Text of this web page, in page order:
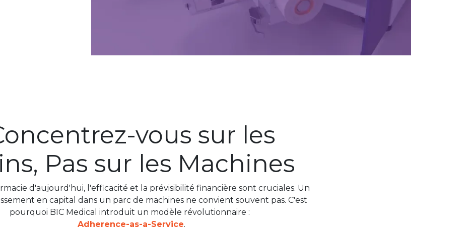
vous sur les
Pas sur les Machines
d'aujourd'hui, l'efficacité et la prévisibilité financière sont cruciales. Un
en capital dans un parc de machines ne convient souvent pas. C'est
pourquoi BIC Medical introduit un modèle révolutionnaire :
Adherence-as-a-Service.